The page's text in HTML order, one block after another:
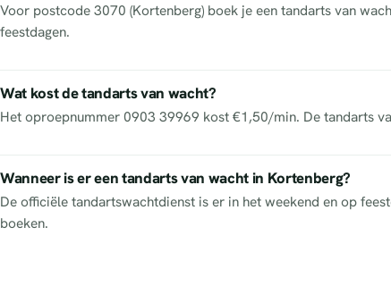
Voor postcode 3070 (Kortenberg) boek je een tandarts van
feestdagen.
Wat kost de tandarts van wacht?
Het oproepnummer 0903 39969 kost €1,50/min. De tandarts
Wanneer is er een tandarts van wacht in Kortenberg?
De officiële tandartswachtdienst is er in het weekend en op
boeken.